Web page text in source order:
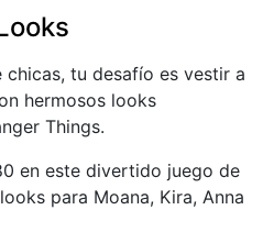
tu desafío es vestir a
hermosos looks
Things.
en este divertido juego de
para Moana, Kira, Anna